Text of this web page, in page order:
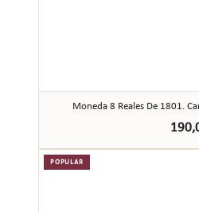
Moneda 8 Reales De 1801.
POPULAR